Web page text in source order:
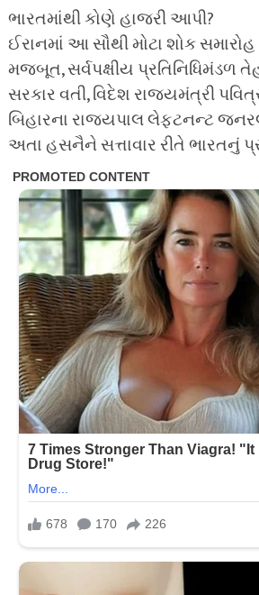
ભારતમાંથી કોણે હાજરી આપી?
ઈરાનમાં આ સૌથી મોટા શોક
મજબૂત, સર્વપક્ષીય પ્રતિનિધિમંડળ
સરકાર વતી, વિદેશ રાજ્યમંત્રી
બિહારના રાજ્યપાલ લેફ્ટનન્ટ
અતા હસનૈને સત્તાવાર રીતે ભારતનું